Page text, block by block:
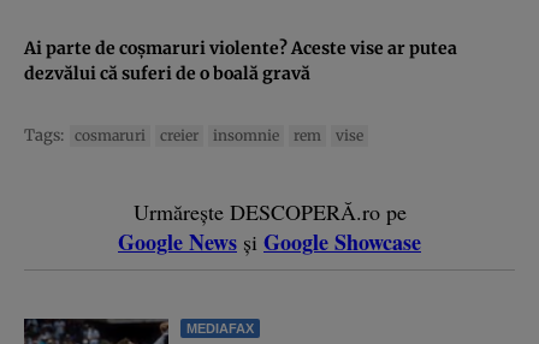
Ai parte de coşmaruri violente? Aceste vise ar putea
dezvălui că suferi de o boală gravă
Tags: cosmaruri creier insomnie rem vise
Urmărește DESCOPERĂ.ro pe
Google News și Google Showcase
MEDIAFAX